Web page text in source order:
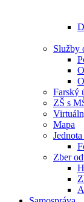
Služby
Farský
ZŠ s
Mapa
Zber